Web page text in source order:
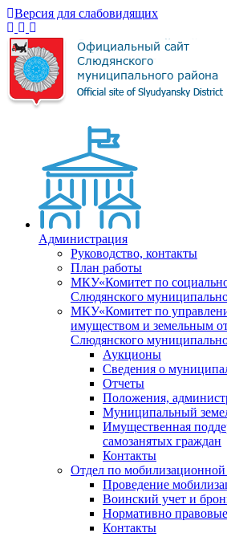
Версия для слабовидящих
Администрация
Руководство, контакты
План работы
МКУ«Комитет по
Слюдянского
МКУ«Комитет по
имуществом и земельным
Слюдянского
Аукционы
Сведения о
Отчеты
Положения,
Муниципальный
Имущественная
самозанятых граждан
Контакты
Отдел по мобилизационной
Проведение
Воинский учет и
Нормативно
Контакты